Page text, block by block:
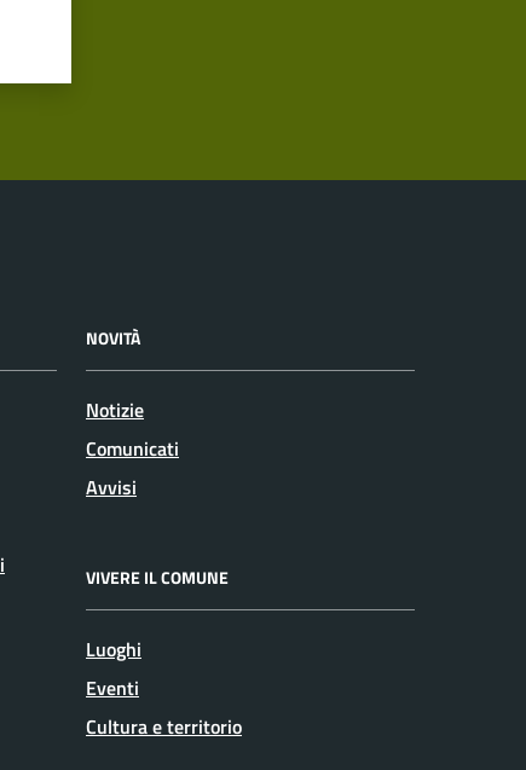
NOVITÀ
Notizie
Comunicati
Avvisi
VIVERE IL COMUNE
Luoghi
Eventi
Cultura e territorio